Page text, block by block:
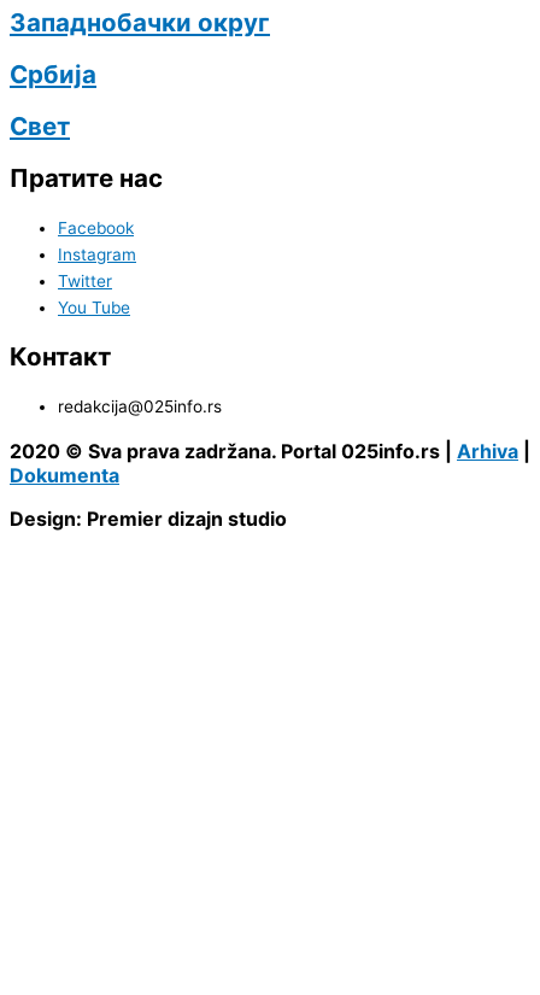
Западнобачки округ
Србија
Свет
Пратите нас
Facebook
Instagram
Twitter
You Tube
Контакт
redakcija@025info.rs
2020 © Sva prava zadržana. Portal 025info.rs | Arhiva
Dokumenta
Design: Premier dizajn studio